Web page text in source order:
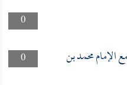
0
0
محمد بن